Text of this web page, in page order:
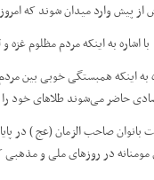
از پیش وارد میدان شوند که
اشاره به اینکه مردم مظلوم
به اینکه همبستگی خوبی بین
حاضر می‌شوند طلاهای خود
بانوان صاحب الزمان (عج ) در
در روزهای ملی و مذهبی